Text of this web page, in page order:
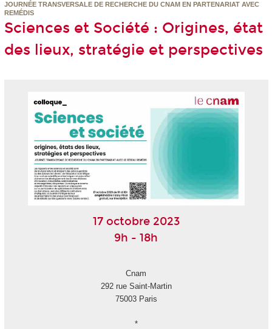
JOURNÉE TRANSVERSALE DE RECHERCHE DU CNAM EN PARTENARIAT AVEC
REMÉDIS
Sciences et Société : Origines, état
des lieux, stratégie et perspectives
17 octobre 2023
9h - 18h
Cnam
292 rue Saint-Martin
75003 Paris
*